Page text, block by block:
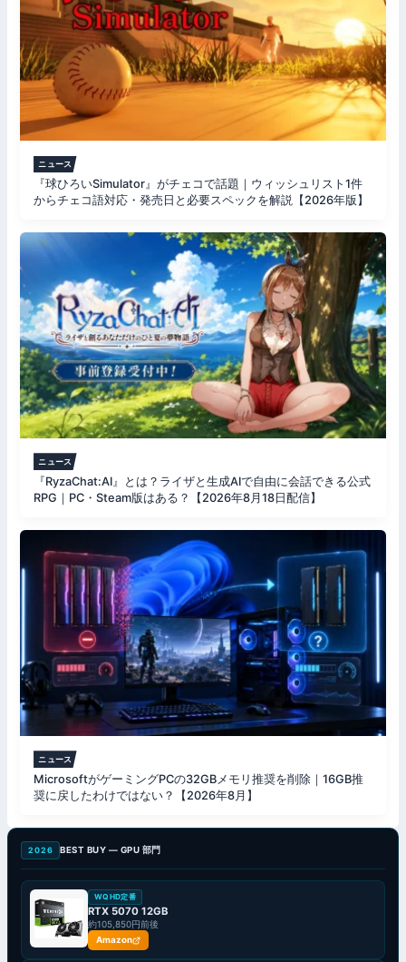
ニュース
『球ひろいSimulator』がチェコで話題｜ウィッシュリスト1件
からチェコ語対応・発売日と必要スペックを解説【2026年版】
ニュース
『RyzaChat:AI』とは？ライザと生成AIで自由に会話できる公式
RPG｜PC・Steam版はある？【2026年8月18日配信】
ニュース
MicrosoftがゲーミングPCの32GBメモリ推奨を削除｜16GB推
奨に戻したわけではない？【2026年8月】
2026 BEST BUY — GPU 部門
WQHD定番
RTX 5070 12GB
約105,850円前後
Amazon